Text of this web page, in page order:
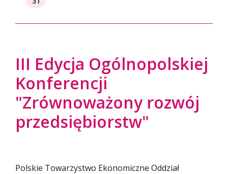
III Edycja Ogólnopolskiej
Konferencji
"Zrównoważony rozwój
przedsiębiorstw"
Polskie Towarzystwo Ekonomiczne Oddział